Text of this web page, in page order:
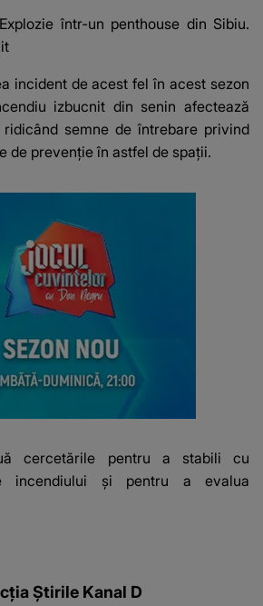
într-un penthouse din Sibiu.
incident de acest fel în acest sezon
izbucnit din senin afectează
semne de întrebare privind
de prevenție în astfel de spații.
cercetările pentru a stabili cu
incendiului și pentru a evalua
Știrile Kanal D